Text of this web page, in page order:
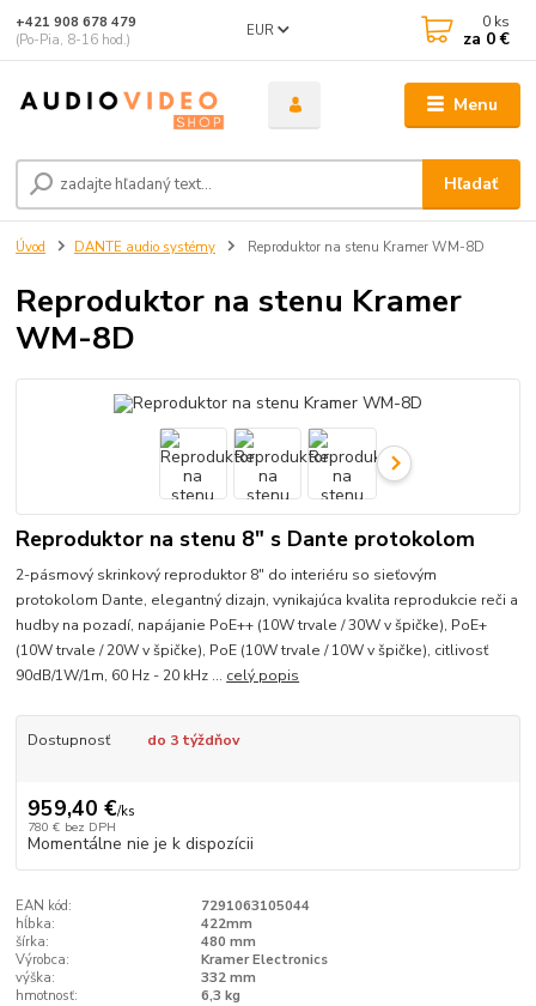
Menu
EUR
Hľadať
+421 908 678 479
(Po-Pia, 8-16 hod.)
0 ks
za 0 €
Úvod DANTE audio systémy Reproduktor na stenu Kramer WM-8D
Reproduktor na stenu Kramer
WM-8D
Reproduktor na stenu 8" s Dante protokolom
2-pásmový skrinkový reproduktor 8" do interiéru so sieťovým
protokolom Dante, elegantný dizajn, vynikajúca kvalita reprodukcie reči a
hudby na pozadí, napájanie PoE++ (10W trvale / 30W v špičke), PoE+
(10W trvale / 20W v špičke), PoE (10W trvale / 10W v špičke), citlivosť
90dB/1W/1m, 60 Hz - 20 kHz ... celý popis
Dostupnosť do 3 týždňov
959,40 €/ks
780 € bez DPH
Momentálne nie je k dispozícii
EAN kód:
7291063105044
hĺbka:
422mm
šírka:
480 mm
Výrobca:
Kramer Electronics
výška:
332 mm
hmotnosť:
6,3 kg